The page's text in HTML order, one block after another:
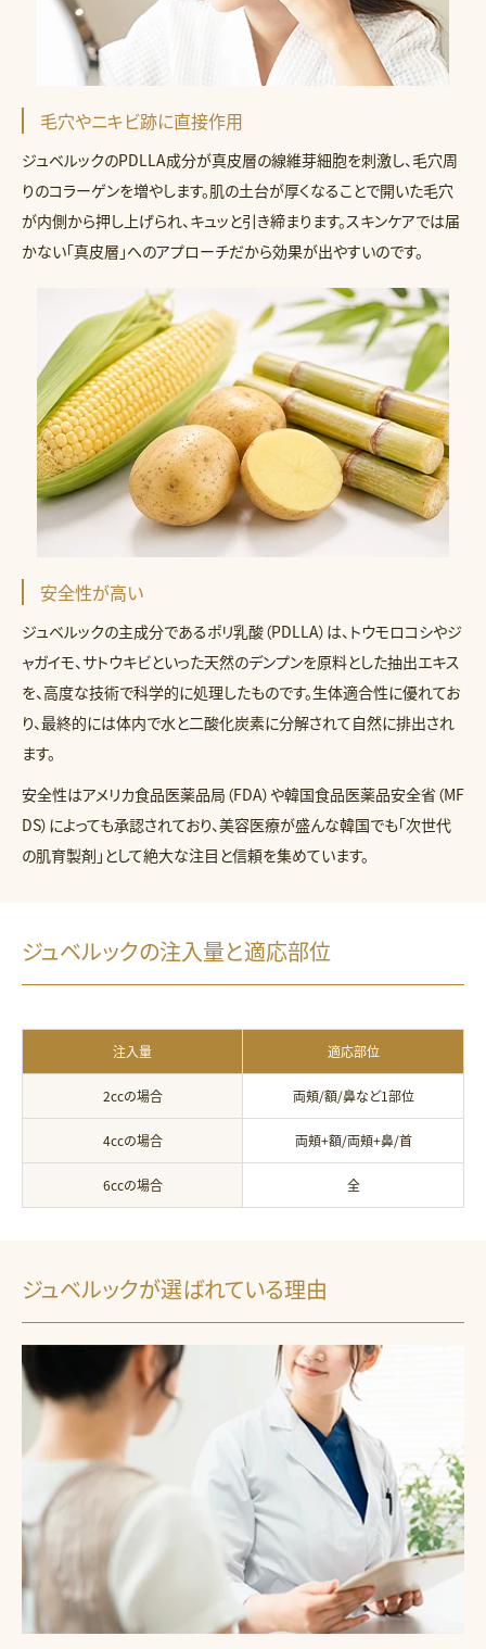
毛穴やニキビ跡に直接作用
ジュベルックのPDLLA成分が真皮層の線維芽細胞を刺激し、毛穴周
りのコラーゲンを増やします。肌の土台が厚くなることで開いた毛穴
が内側から押し上げられ、キュッと引き締まります。スキンケアでは届
かない「真皮層」へのアプローチだから効果が出やすいのです。
安全性が高い
ジュベルックの主成分であるポリ乳酸（PDLLA）は、トウモロコシやジ
ャガイモ、サトウキビといった天然のデンプンを原料とした抽出エキス
を、高度な技術で科学的に処理したものです。生体適合性に優れてお
り、最終的には体内で水と二酸化炭素に分解されて自然に排出され
ます。
安全性はアメリカ食品医薬品局（FDA）や韓国食品医薬品安全省（MF
DS）によっても承認されており、美容医療が盛んな韓国でも「次世代
の肌育製剤」として絶大な注目と信頼を集めています。
ジュベルックの注入量と適応部位
注入量 適応部位
2ccの場合 両頬/額/鼻など1部位
4ccの場合 両頬+額/両頬+鼻/首
6ccの場合 全
ジュベルックが選ばれている理由